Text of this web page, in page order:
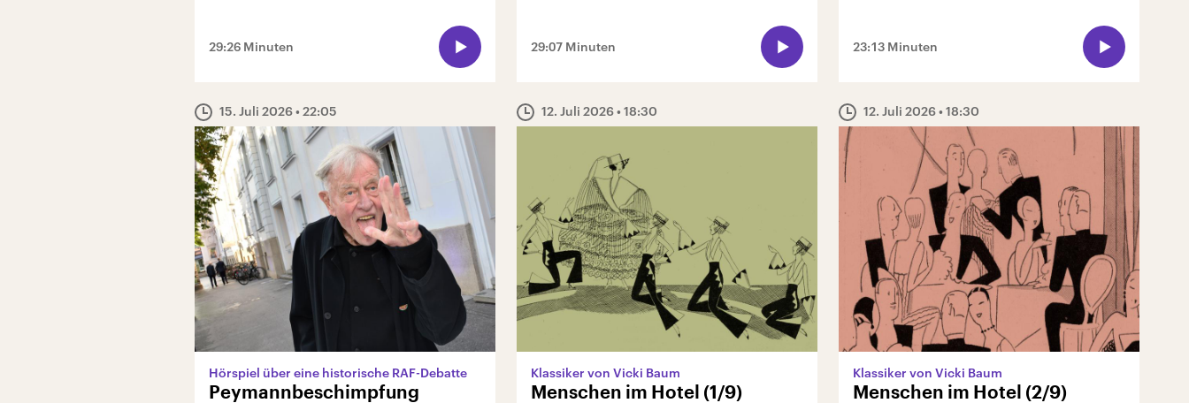
29:26 Minuten 29:07 Minuten 23:13 Minuten
15. Juli 2026• 22:05
Hörspiel über eine historische RAF-Debatte
Peymannbeschimpfung
12. Juli 2026• 18:30
Klassiker von Vicki Baum
Menschen im Hotel (1/9)
12. Juli 2026• 18:30
Klassiker von Vicki Baum
Menschen im Hotel (2/9)